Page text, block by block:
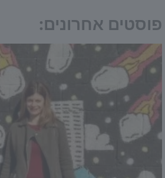
פוסטים אחרונים: